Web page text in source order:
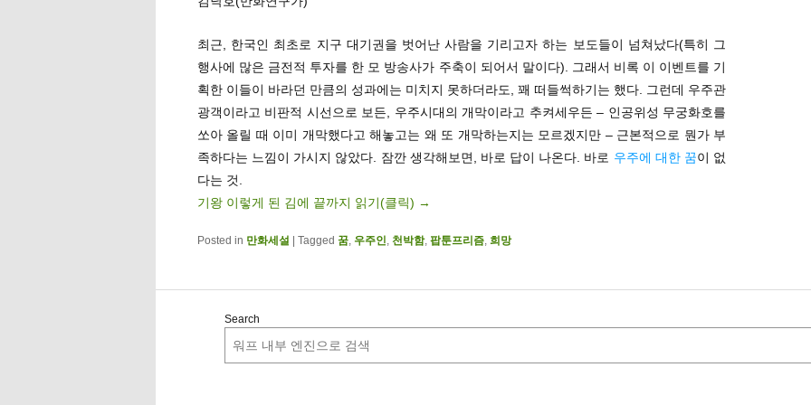
최근, 한국인 최초로 지구 대기권을 벗어난 사람을 기리고자 하는 보도들이 넘쳐났다(특히 그
행사에 많은 금전적 투자를 한 모 방송사가 주축이 되어서 말이다). 그래서 비록 이 이벤트를 기
획한 이들이 바라던 만큼의 성과에는 미치지 못하더라도, 꽤 떠들썩하기는 했다. 그런데 우주관
광객이라고 비판적 시선으로 보든, 우주시대의 개막이라고 추켜세우든 – 인공위성 무궁화호를
쏘아 올릴 때 이미 개막했다고 해놓고는 왜 또 개막하는지는 모르겠지만 – 근본적으로 뭔가 부
족하다는 느낌이 가시지 않았다. 잠깐 생각해보면, 바로 답이 나온다. 바로 우주에 대한 꿈이 없
다는 것.
기왕 이렇게 된 김에 끝까지 읽기(클릭) →
Posted in 만화세설 Tagged 꿈, 우주인, 천박함, 팝툰프리즘, 희망
Search